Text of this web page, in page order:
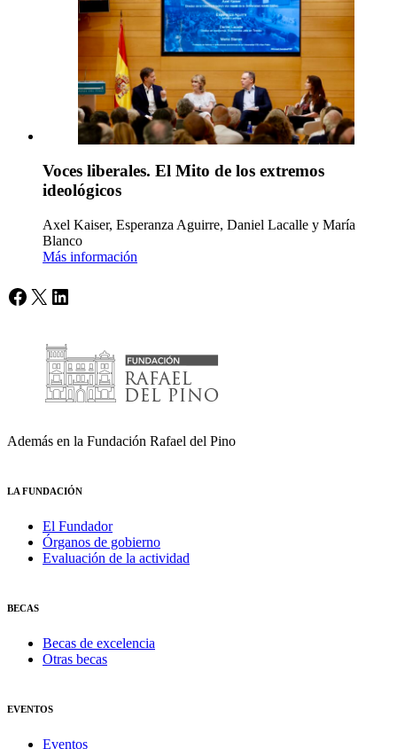
Voces liberales. El Mito de los extremos
ideológicos
Axel Kaiser, Esperanza Aguirre, Daniel Lacalle y María
Blanco
Más información
Facebook
X LinkedIn
Además en la Fundación Rafael del Pino
LA FUNDACIÓN
El Fundador
Órganos de gobierno
Evaluación de la actividad
BECAS
Becas de excelencia
Otras becas
EVENTOS
Eventos